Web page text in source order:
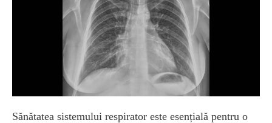
Sănătatea sistemului respirator este esențială pentru o